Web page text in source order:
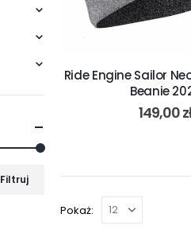
Ride Engine Sailor
Beanie
149,00
Pokaż:
Filtruj